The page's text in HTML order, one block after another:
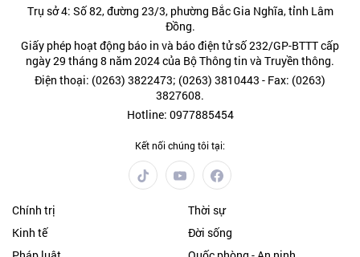
Trụ sở 4: Số 82, đường 23/3, phường Bắc Gia Nghĩa, tỉnh Lâm
Đồng.
Giấy phép hoạt động báo in và báo điện tử số 232/GP-BTTT cấp
ngày 29 tháng 8 năm 2024 của Bộ Thông tin và Truyền thông.
Điện thoại: (0263) 3822473; (0263) 3810443 - Fax: (0263)
3827608.
Hotline: 0977885454
Kết nối chúng tôi tại:
Chính trị
Thời sự
Kinh tế
Đời sống